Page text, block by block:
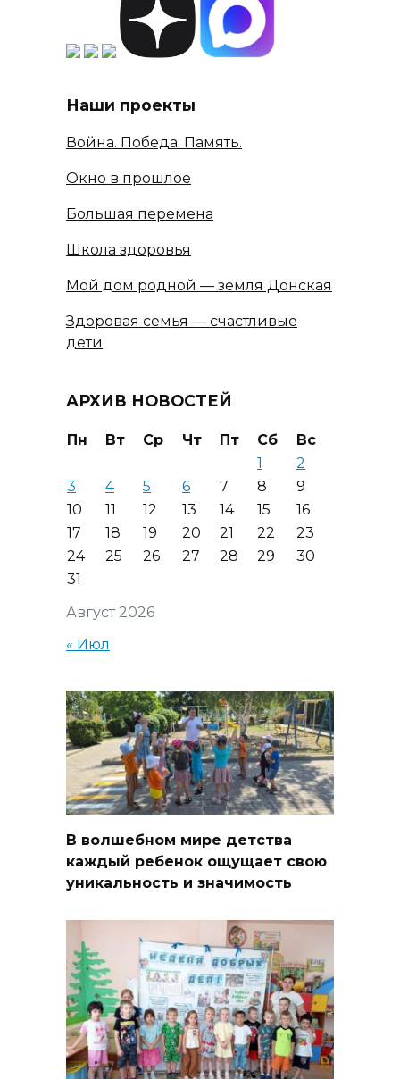
Наши проекты
Война. Победа. Память.
Окно в прошлое
Большая перемена
Школа здоровья
Мой дом родной — земля Донская
Здоровая семья — счастливые
дети
АРХИВ НОВОСТЕЙ
Август 2026
Пн Вт Ср Чт Пт Сб
Вс
1
2
3
4 5 6 7 8
9
10
11 12 13 14 15
16
17
18 19 20 21 22
23
24
25 26 27 28 29
30
31
« Июл
В волшебном мире детства
каждый ребенок ощущает свою
уникальность и значимость